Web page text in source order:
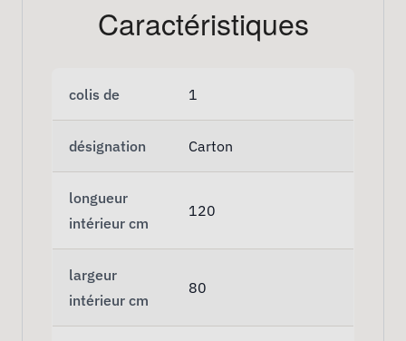
Caractéristiques
colis de 1
désignation Carton
longueur
intérieur cm
120
largeur
intérieur cm
80